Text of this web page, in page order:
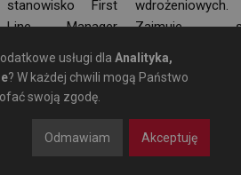
stanowisko First
Line Manager
Management. W
ramach swoich
zarządzała 20-
wdrożeniowych.
Zajmuje
zakresie
skupiając
głównie
usługi dla Analityka,
? W każdej chwili mogą Państwo
swoją zgodę.
Odmawiam Akceptuję